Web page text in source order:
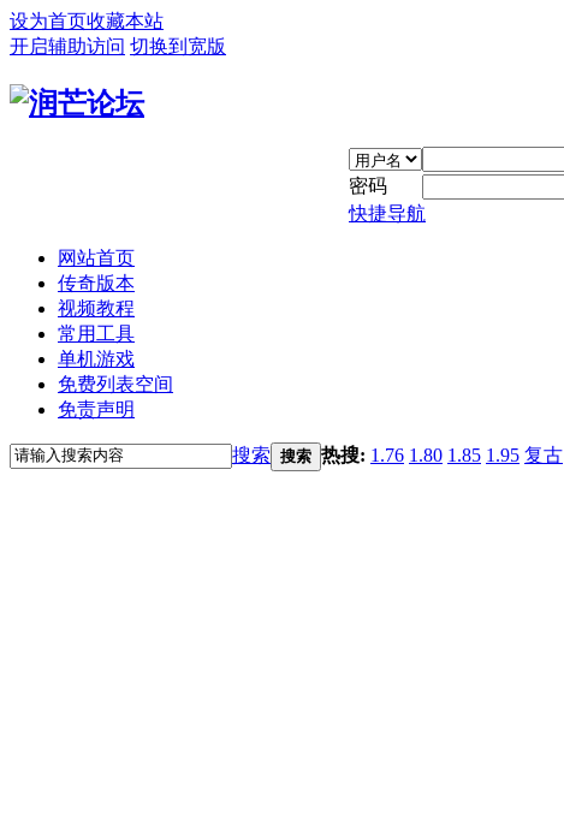
设为首页收藏本站
开启辅助访问 切换到宽版
密码
快捷导航
网站首页
传奇版本
视频教程
常用工具
单机游戏
免费列表空间
免责声明
搜索 搜索 热搜: 1.76 1.80 1.85 1.95 复古